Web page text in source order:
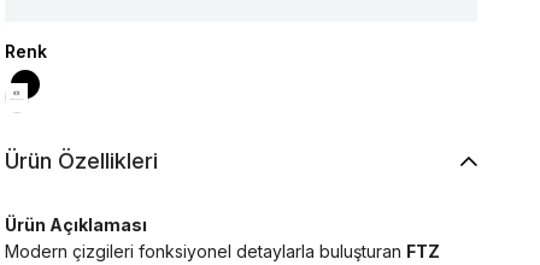
Renk
Ürün Özellikleri
Ürün Açıklaması
Modern çizgileri fonksiyonel detaylarla buluşturan FTZ